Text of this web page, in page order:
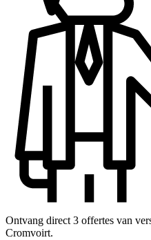
Ontvang direct 3 offertes van
Cromvoirt.